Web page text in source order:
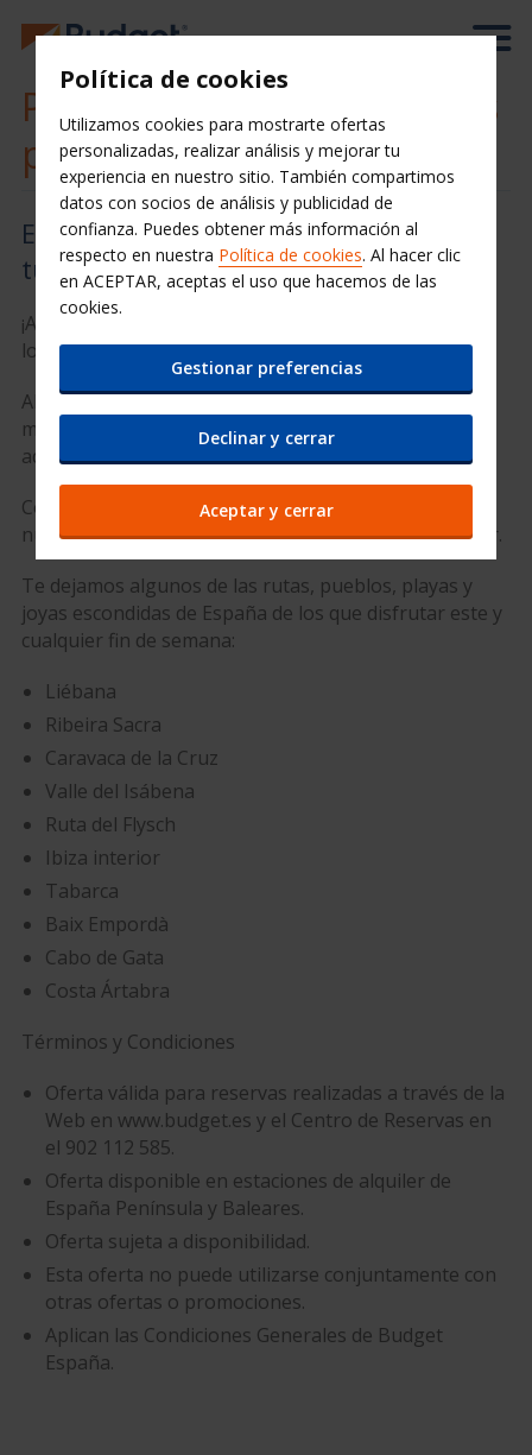
Porque el fin de semana es
para desconectar...
Escápate los fines de semana y alquila
tu coche budget
¡Adelántate y aprovecha para planear una escapada
los fines de semana!
Alquila un coche con Budget hoy para disfrutar de los
mejores precios de fin de semana. ¡Reservar por
adelantado tiene sus ventajas!
Consulta nuestra flota de vehículos o encuentra
nuevos destinos que recorrer con tu coche de alquiler.
Te dejamos algunos de las rutas, pueblos, playas y
joyas escondidas de España de los que disfrutar este y
cualquier fin de semana:
Liébana
Ribeira Sacra
Caravaca de la Cruz
Valle del Isábena
Ruta del Flysch
Ibiza interior
Tabarca
Baix Empordà
Cabo de Gata
Costa Ártabra
Términos y Condiciones
Oferta válida para reservas realizadas a través de la
Web en www.budget.es y el Centro de Reservas en
el 902 112 585.
Oferta disponible en estaciones de alquiler de
España Península y Baleares.
Oferta sujeta a disponibilidad.
Esta oferta no puede utilizarse conjuntamente con
otras ofertas o promociones.
Aplican las Condiciones Generales de Budget
España.
Política de cookies
Utilizamos cookies para mostrarte ofertas
personalizadas, realizar análisis y mejorar tu
experiencia en nuestro sitio. También compartimos
datos con socios de análisis y publicidad de
confianza. Puedes obtener más información al
respecto en nuestra Política de cookies. Al hacer clic
en ACEPTAR, aceptas el uso que hacemos de las
cookies.
Gestionar preferencias
Declinar y cerrar
Aceptar y cerrar